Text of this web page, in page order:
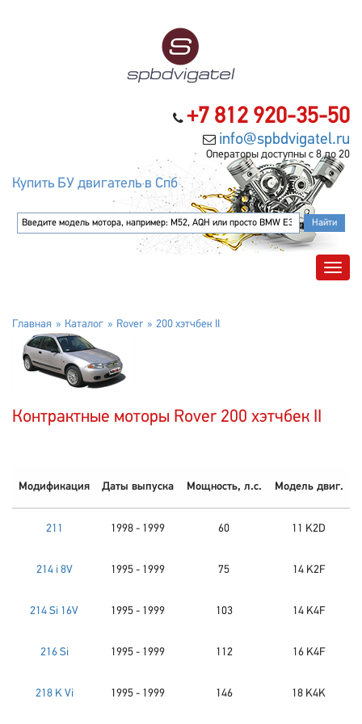
+7 812 920-35-50
info@spbdvigatel.ru
Операторы доступны с 8 до 20
Купить БУ двигатель в Спб
Главная Каталог Rover 200 хэтчбек II
Контрактные моторы Rover 200 хэтчбек II
Модификация Даты выпуска Мощность, л.с. Модель двиг.
211 1998 - 1999 60 11 K2D
214 i 8V 1995 - 1999 75 14 K2F
214 Si 16V 1995 - 1999 103 14 K4F
216 Si 1995 - 1999 112 16 K4F
218 K Vi 1995 - 1999 146 18 K4K